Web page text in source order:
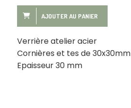
AJOUTER AU PANIER
Verrière atelier acier
Cornières et tes de 30x30mm
Epaisseur 30 mm